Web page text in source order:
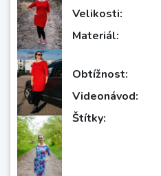
Velikosti:
Materiál:
Obtížnost:
Videonávod:
Štítky: